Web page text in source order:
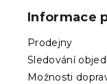
Informace
Prodejny
Sledování
Možnosti